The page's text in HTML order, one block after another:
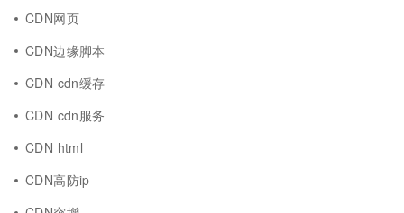
CDN网页
CDN边缘脚本
CDN cdn缓存
CDN cdn服务
CDN html
CDN高防ip